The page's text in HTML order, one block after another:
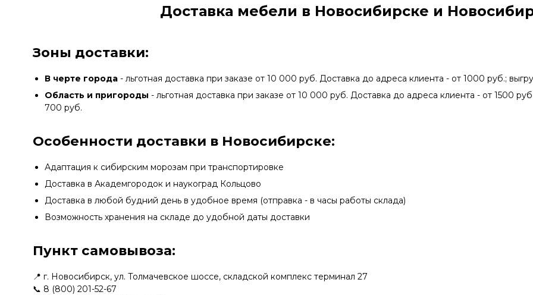
Доставка мебели в Новосибирске и
Зоны доставки:
В черте города - льготная доставка при заказе от 10 000 руб. Доставка до адреса клиента - от 1000 руб.;
Область и пригороды - льготная доставка при заказе от 10 000 руб. Доставка до адреса клиента - от 1500
700 руб.
Особенности доставки в Новосибирске:
Адаптация к сибирским морозам при транспортировке
Доставка в Академгородок и наукоград Кольцово
Доставка в любой будний день в удобное время (отправка - в часы работы склада)
Возможность хранения на складе до удобной даты доставки
Пункт самовывоза:
📍 г. Новосибирск, ул. Толмачевское шоссе, складской комплекс терминал 27
📞 8 (800) 201-52-67